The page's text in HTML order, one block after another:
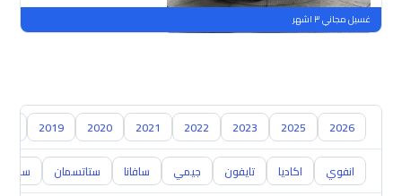
غسيل مجاني ٣ اشهر
2026
2025
2023
2022
2021
2020
2019
انفوي اكاديا تايفون جيمي سافانا ستاتسمان